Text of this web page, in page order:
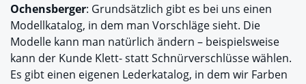
Ochensberger: Grundsätzlich gibt es bei uns einen
Modellkatalog, in dem man Vorschläge sieht. Die
Modelle kann man natürlich ändern – beispielsweise
kann der Kunde Klett- statt Schnürverschlüsse wählen.
Es gibt einen eigenen Lederkatalog, in dem wir Farben